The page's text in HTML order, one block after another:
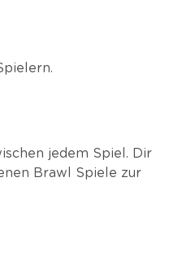
jedem Spiel. Dir
Brawl Spiele zur